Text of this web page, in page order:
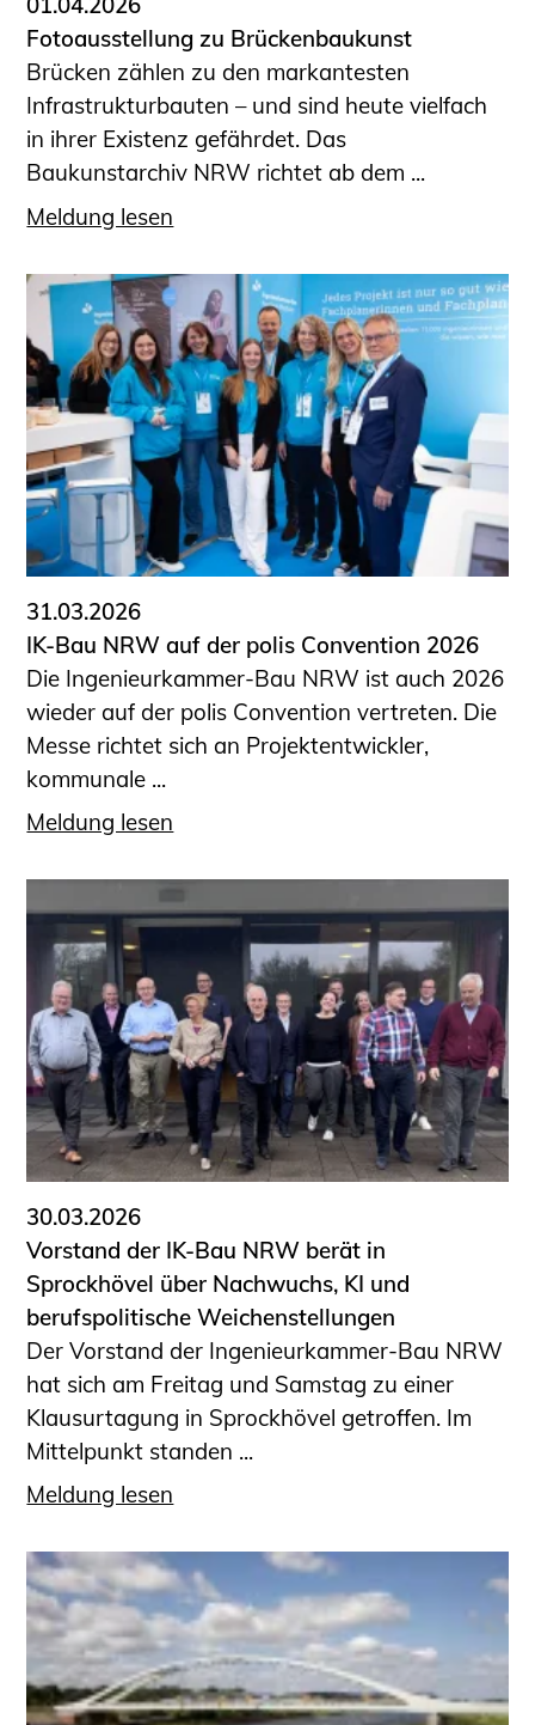
Fotoausstellung zu Brückenbaukunst
Brücken zählen zu den markantesten
Infrastrukturbauten – und sind heute vielfach
in ihrer Existenz gefährdet. Das
Baukunstarchiv NRW richtet ab dem ...
Meldung lesen
31.03.2026
IK-Bau NRW auf der polis Convention 2026
Die Ingenieurkammer-Bau NRW ist auch 2026
wieder auf der polis Convention vertreten. Die
Messe richtet sich an Projektentwickler,
kommunale ...
Meldung lesen
30.03.2026
Vorstand der IK-Bau NRW berät in
Sprockhövel über Nachwuchs, KI und
berufspolitische Weichenstellungen
Der Vorstand der Ingenieurkammer-Bau NRW
hat sich am Freitag und Samstag zu einer
Klausurtagung in Sprockhövel getroffen. Im
Mittelpunkt standen ...
Meldung lesen